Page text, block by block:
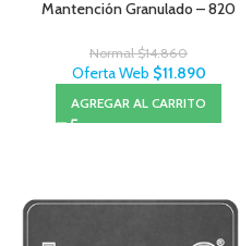
Mantención Granulado – 820
Normal$14.860
Oferta Web $11.890
AGREGAR AL CARRITO